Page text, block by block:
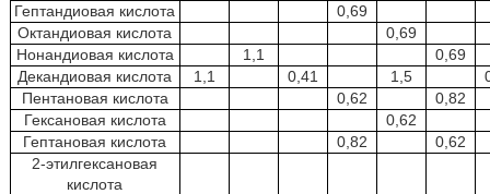
Гептандиовая кислота
0,69
Октандиовая кислота
0,69
Нонандиовая кислота
1,1
0,69
Декандиовая кислота
1,1 0,41 1,5
Пентановая кислота
0,62
0,82
Гексановая кислота
0,62
Гептановая кислота
0,82 0,62
2-этилгексановая
кислота